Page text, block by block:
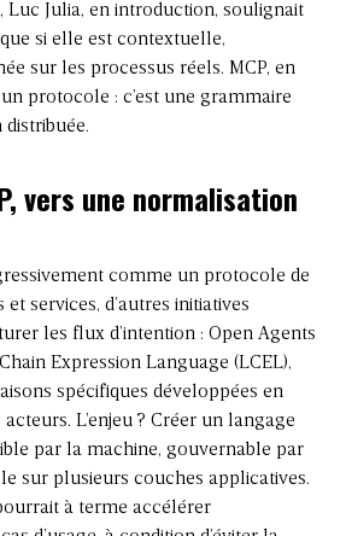
Luc Julia, en introduction, soulignait
si elle est contextuelle,
sur les processus réels. MCP, en
protocole : c’est une grammaire
vers une normalisation
comme un protocole de
services, d’autres initiatives
les flux d’intention : Open Agents
Expression Language (LCEL),
spécifiques développées en
L’enjeu ? Créer un langage
par la machine, gouvernable par
sur plusieurs couches applicatives.
à terme accélérer